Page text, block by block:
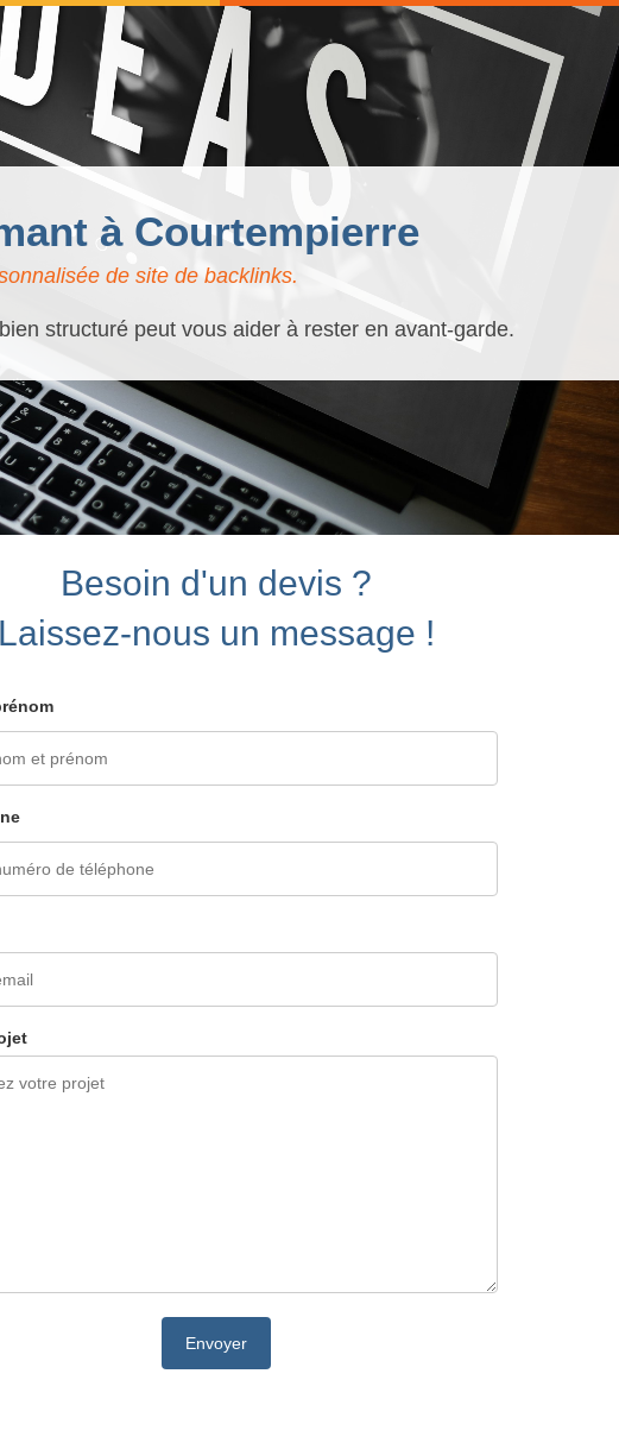
à Courtempierre
de site de backlinks.
structuré peut vous aider à rester en avant-garde.
Besoin d'un devis ?
Laissez-nous un message !